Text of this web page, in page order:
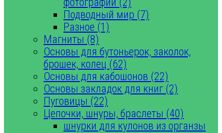
Подводный мир (7)
Разное (1)
Магниты (8)
Основы для бутоньерок, заколок,
брошек, колец (62)
Основы для кабошонов (22)
Основы закладок для книг (2)
Пуговицы (22)
Цепочки, шнуры, браслеты (40)
шнурки для кулонов из органзы